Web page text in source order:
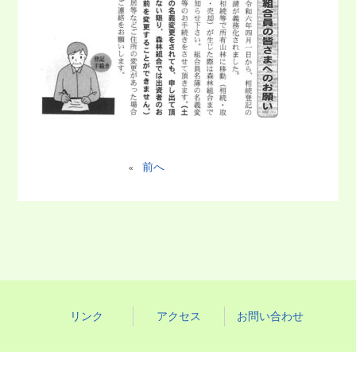
« 前へ
リンク アクセス お問い合わせ